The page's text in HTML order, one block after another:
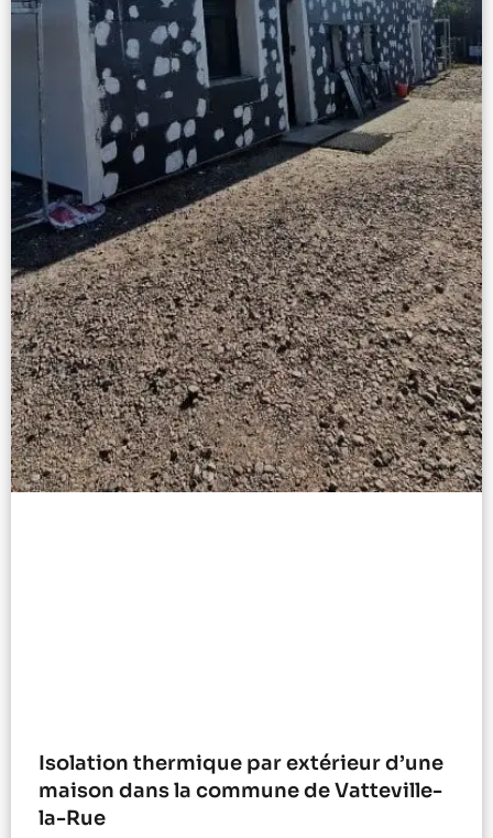
Isolation thermique par extérieur d’une
maison dans la commune de Vatteville-
la-Rue